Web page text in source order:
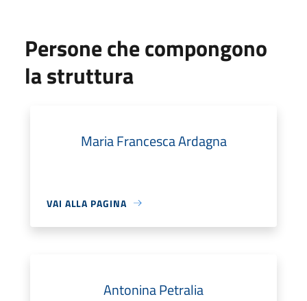
Persone che compongono
la struttura
Maria Francesca Ardagna
VAI ALLA PAGINA
Antonina Petralia